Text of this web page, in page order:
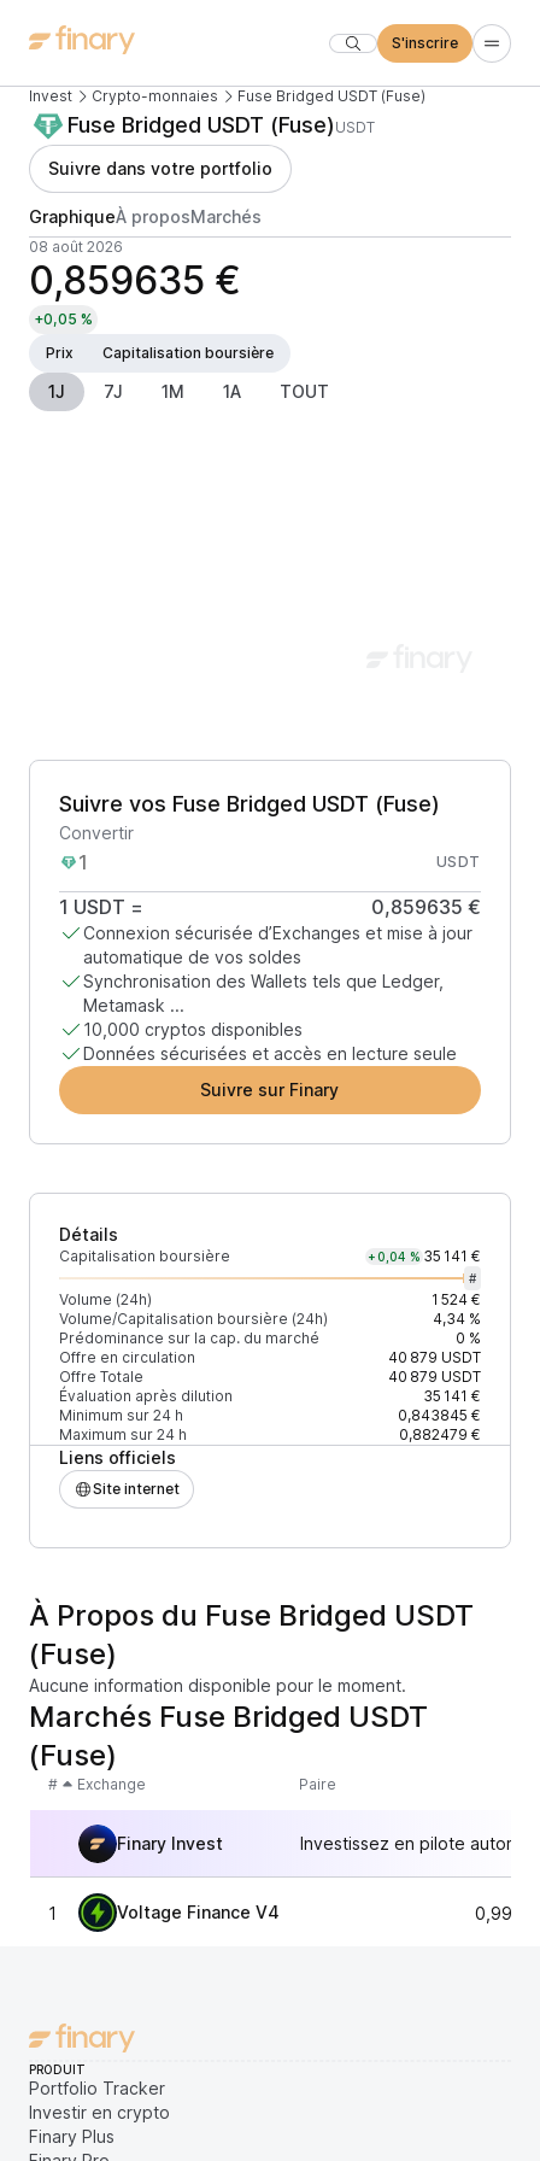
S'inscrire
Invest Crypto-monnaies Fuse Bridged USDT (Fuse)
Fuse Bridged USDT (Fuse) USDT
Suivre dans votre portfolio
GraphiqueÀ proposMarchés
08 août 2026
0,859635 €
+0,05 %
Prix
Capitalisation boursière
1J 7J 1M 1A TOUT
Suivre vos Fuse Bridged USDT (Fuse)
Convertir
USDT
1 USDT = 0,859635 €
Connexion sécurisée d’Exchanges et mise à jour
automatique de vos soldes
Synchronisation des Wallets tels que Ledger,
Metamask ...
10,000 cryptos disponibles
Données sécurisées et accès en lecture seule
Suivre sur Finary
Détails
Capitalisation boursière +0,04 % 35 141 €
#
Volume (24h)
1 524 €
Volume/Capitalisation boursière (24h)
4,34 %
Prédominance sur la cap. du marché
0 %
Offre en circulation
40 879 USDT
Offre Totale
40 879 USDT
Évaluation après dilution
35 141 €
Minimum sur 24 h
0,843845 €
Maximum sur 24 h
0,882479 €
Liens officiels
Site internet
À Propos du Fuse Bridged USDT
(Fuse)
Aucune information disponible pour le moment.
Marchés Fuse Bridged USDT
(Fuse)
# Exchange Paire
Finary Invest Investissez en pilote
1 Voltage Finance V4
PRODUIT
Portfolio Tracker
Investir en crypto
Finary Plus